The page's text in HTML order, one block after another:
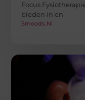
Focus
bieden in en
Smoods.nl